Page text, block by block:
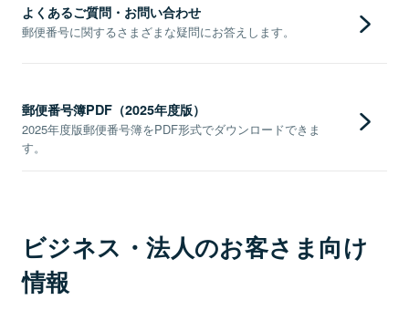
よくあるご質問・お問い合わせ
郵便番号に関するさまざまな疑問にお答えします。
郵便番号簿PDF（2025年度版）
2025年度版郵便番号簿をPDF形式でダウンロードできま
す。
ビジネス・法人のお客さま向け
情報